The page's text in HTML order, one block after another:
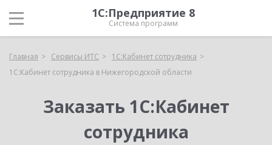
1С:Предприятие 8
Система программ
Главная Сервисы ИТС
1С:Кабинет сотрудника
1С:Кабинет сотрудника в Нижегородской области
Заказать 1С:Кабинет
сотрудника